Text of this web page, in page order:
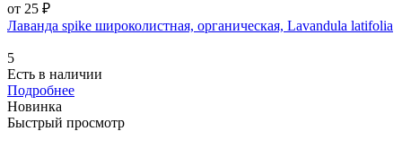
от 25 ₽
Лаванда spike широколистная, органическая, Lavandula latifolia
5
Есть в наличии
Подробнее
Новинка
Быстрый просмотр